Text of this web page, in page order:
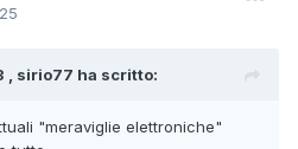
, sirio77 ha scritto:
"meraviglie elettroniche"